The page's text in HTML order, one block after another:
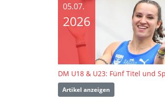
05.07.
2026
Artikel anzeigen